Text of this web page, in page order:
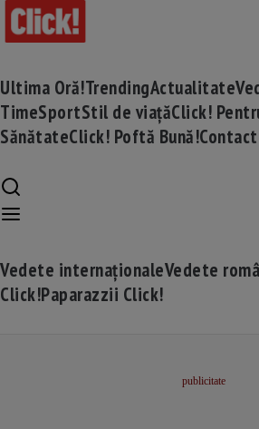
Ultima Oră!TrendingActualitate
TimeSportStil de viațăClick!
SănătateClick! Poftă Bună!Contact
Vedete internaționaleVedete
Click!Paparazzii Click!